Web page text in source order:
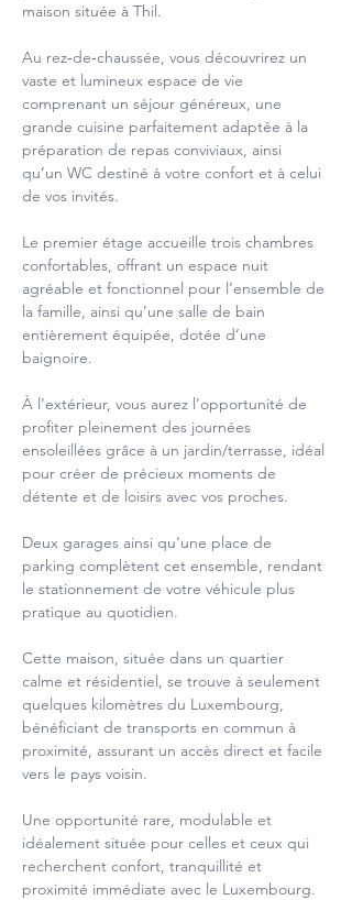
maison située à Thil.
Au rez‑de‑chaussée, vous découvrirez un
vaste et lumineux espace de vie
comprenant un séjour généreux, une
grande cuisine parfaitement adaptée à la
préparation de repas conviviaux, ainsi
qu’un WC destiné à votre confort et à celui
de vos invités.
Le premier étage accueille trois chambres
confortables, offrant un espace nuit
agréable et fonctionnel pour l’ensemble de
la famille, ainsi qu’une salle de bain
entièrement équipée, dotée d’une
baignoire.
À l’extérieur, vous aurez l’opportunité de
profiter pleinement des journées
ensoleillées grâce à un jardin/terrasse, idéal
pour créer de précieux moments de
détente et de loisirs avec vos proches.
Deux garages ainsi qu’une place de
parking complètent cet ensemble, rendant
le stationnement de votre véhicule plus
pratique au quotidien.
Cette maison, située dans un quartier
calme et résidentiel, se trouve à seulement
quelques kilomètres du Luxembourg,
bénéficiant de transports en commun à
proximité, assurant un accès direct et facile
vers le pays voisin.
Une opportunité rare, modulable et
idéalement située pour celles et ceux qui
recherchent confort, tranquillité et
proximité immédiate avec le Luxembourg.